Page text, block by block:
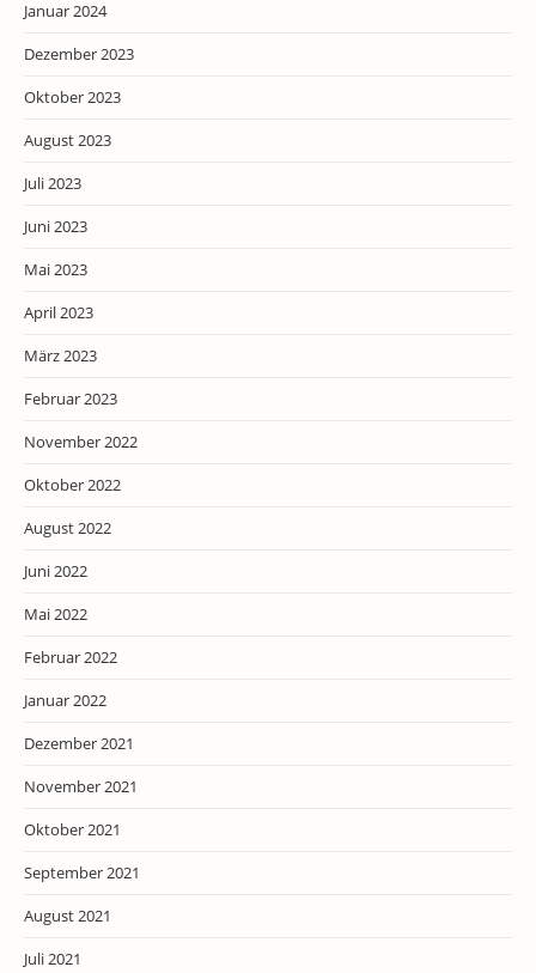
Januar 2024
Dezember 2023
Oktober 2023
August 2023
Juli 2023
Juni 2023
Mai 2023
April 2023
März 2023
Februar 2023
November 2022
Oktober 2022
August 2022
Juni 2022
Mai 2022
Februar 2022
Januar 2022
Dezember 2021
November 2021
Oktober 2021
September 2021
August 2021
Juli 2021